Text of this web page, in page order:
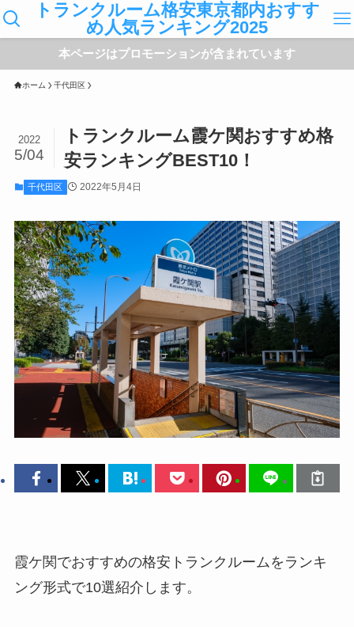
トランクルーム格安東京都内おすす
め人気ランキング2025
本ページはプロモーションが含まれています
ホーム 千代田区
トランクルーム霞ケ関おすすめ格
安ランキングBEST10！
2022
5/04
千代田区 2022年5月4日
霞ケ関でおすすめの格安トランクルームをランキ
ング形式で10選紹介します。